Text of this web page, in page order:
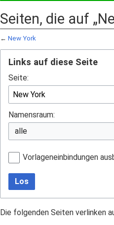
Seiten, die auf
← New York
Links auf diese Seite
Seite:
Namensraum:
Vorlageneinbindungen
Los
Die folgenden Seiten verlinken